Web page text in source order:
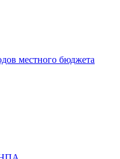
местного бюджета